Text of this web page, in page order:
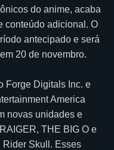
do anime, acaba
conteúdo adicional. O
antecipado e será
20 de novembro.
Forge Digitals Inc. e
America
novas unidades e
THE BIG O e
Rider Skull. Esses